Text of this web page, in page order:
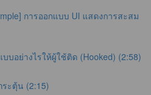
การออกแบบ UI แสดงการสะสม
บอย่างไรให้ผู้ใช้ติด (Hooked) (2:58)
ระตุ้น (2:15)